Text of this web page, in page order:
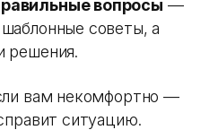
вопросы —
советы, а
решения.
вам некомфортно —
ситуацию.